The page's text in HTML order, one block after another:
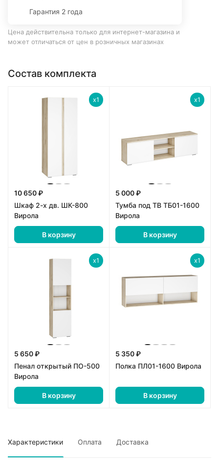
Гарантия 2 года
Цена действительна только для интернет-магазина и
может отличаться от цен в розничных магазинах
Состав комплекта
x1
10 650 ₽
Шкаф 2-х дв. ШК-800
Вирола
В корзину
x1
5 000 ₽
Тумба под ТВ ТБ01-1600
Вирола
В корзину
x1
5 650 ₽
Пенал открытый ПО-500
Вирола
В корзину
x1
5 350 ₽
Полка ПЛ01-1600 Вирола
В корзину
Характеристики Оплата Доставка